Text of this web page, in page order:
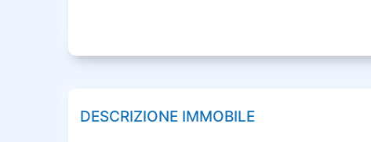
DESCRIZIONE IMMOBILE